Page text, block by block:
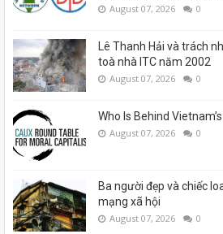
August 07, 2026 0
Lê Thanh Hải và trách
toà nhà ITC năm 2002
August 07, 2026 0
Who Is Behind
August 07, 2026 0
Ba người đẹp và chiếc
mạng xã hội
August 07, 2026 0